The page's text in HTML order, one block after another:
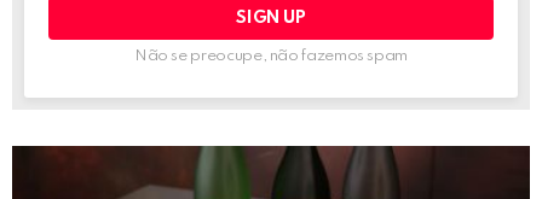
Não se preocupe, não fazemos spam